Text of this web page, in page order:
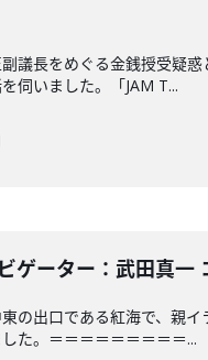
議長をめぐる金銭授受疑
伺いました。「JAM T...
ゲーター：武田真
の出口である紅海で、親
た。＝＝＝＝＝＝＝＝＝...